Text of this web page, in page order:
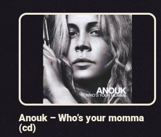
Anouk – Who’s your momma
(cd)